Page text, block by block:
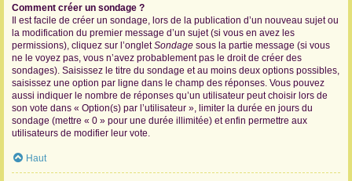
Comment créer un sondage ?
Il est facile de créer un sondage, lors de la publication d’un nouveau sujet ou
la modification du premier message d’un sujet (si vous en avez les
permissions), cliquez sur l’ongletSondage sous la partie message (si vous
ne le voyez pas, vous n’avez probablement pas le droit de créer des
sondages). Saisissez le titre du sondage et au moins deux options possibles,
saisissez une option par ligne dans le champ des réponses. Vous pouvez
aussi indiquer le nombre de réponses qu’un utilisateur peut choisir lors de
son vote dans « Option(s) par l’utilisateur », limiter la durée en jours du
sondage (mettre « 0 » pour une durée illimitée) et enfin permettre aux
utilisateurs de modifier leur vote.
Haut